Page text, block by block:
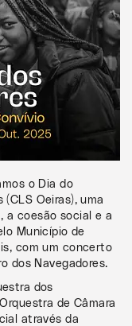
o Dia do
Oeiras), uma
a coesão social e a
Município de
com um concerto
dos Navegadores.
dos
de Câmara
através da